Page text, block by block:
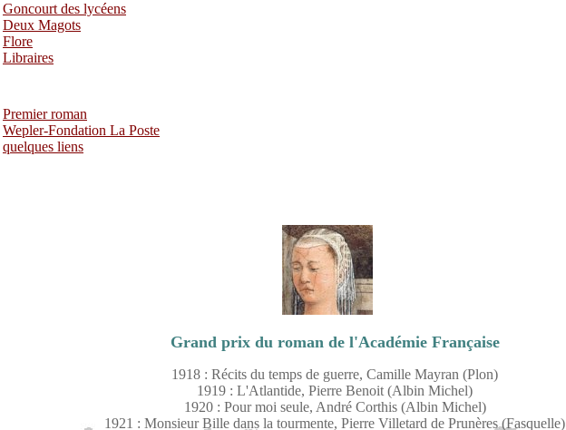
Goncourt des lycéens
Deux Magots
Flore
Libraires
Premier roman
Wepler-Fondation La Poste
quelques liens
Grand prix du roman de l'Académie Française
1918 : Récits du temps de guerre, Camille Mayran (Plon)
1919 : L'Atlantide, Pierre Benoit (Albin Michel)
1920 : Pour moi seule, André Corthis (Albin Michel)
1921 : Monsieur Bille dans la tourmente, Pierre Villetard de Prunères (Fasquelle)